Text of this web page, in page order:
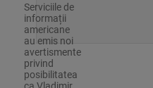
Serviciile de
informații
americane
au emis noi
avertismente
privind
posibilitatea